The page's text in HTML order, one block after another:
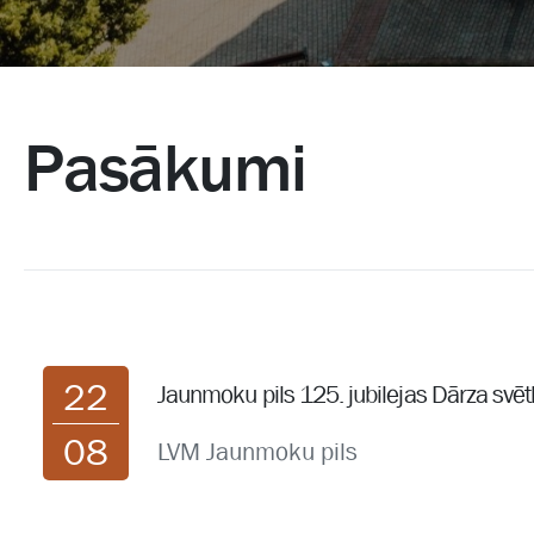
Pasākumi
22
08
Jaunmoku pils 125. jubilejas Dārza
LVM Jaunmoku pils